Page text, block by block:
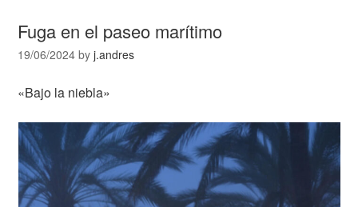
Fuga en el paseo marítimo
19/06/2024 byj.andres
«Bajo la niebla»